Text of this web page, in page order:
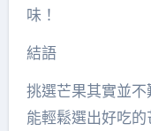
味！
結語
挑選芒果其實並
能輕鬆選出好吃